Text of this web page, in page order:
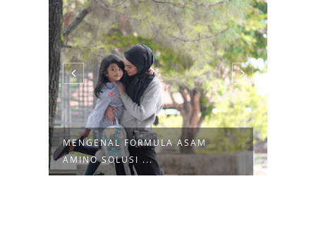
MENGENAL FORMULA ASAM
AMINO SOLUSI ...